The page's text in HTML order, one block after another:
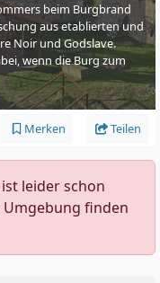
beim Burgbrand
aus etablierten und
Noir und Godslave.
wenn die Burg zum
Merken Teilen
leider schon
Umgebung finden